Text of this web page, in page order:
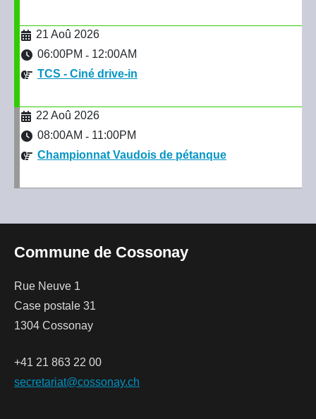
21 Aoû 2026
06:00PM - 12:00AM
TCS - Ciné drive-in
22 Aoû 2026
08:00AM - 11:00PM
Championnat Vaudois de pétanque
Commune de Cossonay
Rue Neuve 1
Case postale 31
1304 Cossonay
+41 21 863 22 00
secretariat@cossonay.ch